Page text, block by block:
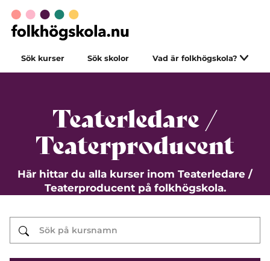
Sök kurser Sök skolor Vad är folkhögskola?
Teaterledare /
Teaterproducent
Här hittar du alla kurser inom Teaterledare /
Teaterproducent på folkhögskola.